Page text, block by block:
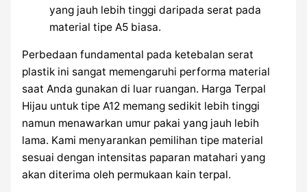
yang jauh lebih tinggi daripada serat pada
material tipe A5 biasa.
Perbedaan fundamental pada ketebalan serat
plastik ini sangat memengaruhi performa material
saat Anda gunakan di luar ruangan. Harga Terpal
Hijau untuk tipe A12 memang sedikit lebih tinggi
namun menawarkan umur pakai yang jauh lebih
lama. Kami menyarankan pemilihan tipe material
sesuai dengan intensitas paparan matahari yang
akan diterima oleh permukaan kain terpal.